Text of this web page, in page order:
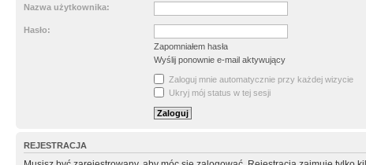
Nazwa użytkownika:
Hasło:
Zapomniałem hasła
Wyślij ponownie e-mail aktywujący
Zaloguj mnie automatycznie przy każdej wizycie
Ukryj mój status w tej sesji
REJESTRACJA